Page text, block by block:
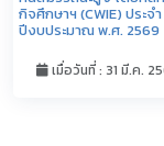
กิจศึกษาฯ (CWIE) ประจำ
ปีงบประมาณ พ.ศ. 2569
เมื่อวันที่ : 31 มี.ค.